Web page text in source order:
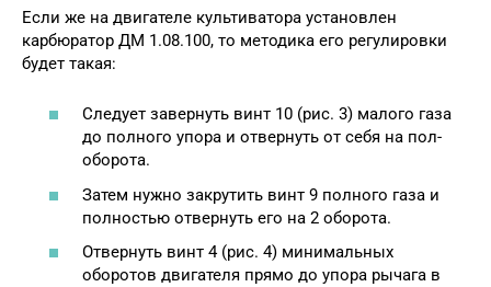
Если же на двигателе культиватора установлен
карбюратор ДМ 1.08.100, то методика его регулировки
будет такая:
Следует завернуть винт 10 (рис. 3) малого газа
до полного упора и отвернуть от себя на пол-
оборота.
Затем нужно закрутить винт 9 полного газа и
полностью отвернуть его на 2 оборота.
Отвернуть винт 4 (рис. 4) минимальных
оборотов двигателя прямо до упора рычага в